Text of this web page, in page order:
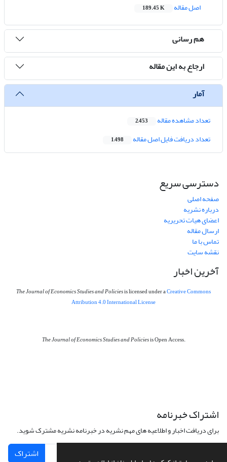
اصل مقاله
189.45 K
هم رسانی
ارجاع به این مقاله
آمار
تعداد مشاهده مقاله 2,453
تعداد دریافت فایل اصل مقاله 1,498
دسترسی سریع
صفحه اصلی
درباره نشریه
اعضای هیات تحریریه
ارسال مقاله
تماس با ما
نقشه سایت
آخرین اخبار
The Journal of Economics Studies and Policiesis licensed under aCreative Commons
Attribution 4.0 International License
The Journal of Economics Studies and Policiesis Open Access.
اشتراک خبرنامه
برای دریافت اخبار و اطلاعیه های مهم نشریه در خبرنامه نشریه مشترک شوید.
اشتراک